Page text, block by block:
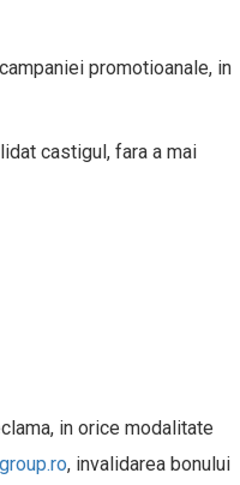
promotioanale, in
castigul, fara a mai
in orice modalitate
, invalidarea bonului